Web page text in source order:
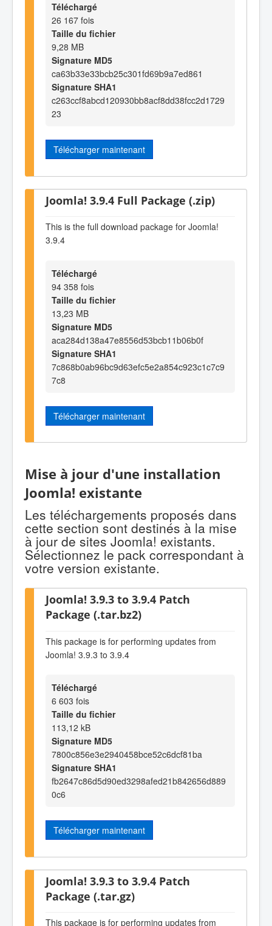
Téléchargé
26 167 fois
Taille du fichier
9,28 MB
Signature MD5
ca63b33e33bcb25c301fd69b9a7ed861
Signature SHA1
c263ccf8abcd120930bb8acf8dd38fcc2d1729
23
Télécharger maintenant
Joomla! 3.9.4 Full Package (.zip)
This is the full download package for Joomla!
3.9.4
Téléchargé
94 358 fois
Taille du fichier
13,23 MB
Signature MD5
aca284d138a47e8556d53bcb11b06b0f
Signature SHA1
7c868b0ab96bc9d63efc5e2a854c923c1c7c9
7c8
Télécharger maintenant
Mise à jour d'une installation
Joomla! existante
Les téléchargements proposés dans
cette section sont destinés à la mise
à jour de sites Joomla! existants.
Sélectionnez le pack correspondant à
votre version existante.
Joomla! 3.9.3 to 3.9.4 Patch
Package (.tar.bz2)
This package is for performing updates from
Joomla! 3.9.3 to 3.9.4
Téléchargé
6 603 fois
Taille du fichier
113,12 kB
Signature MD5
7800c856e3e2940458bce52c6dcf81ba
Signature SHA1
fb2647c86d5d90ed3298afed21b842656d889
0c6
Télécharger maintenant
Joomla! 3.9.3 to 3.9.4 Patch
Package (.tar.gz)
This package is for performing updates from